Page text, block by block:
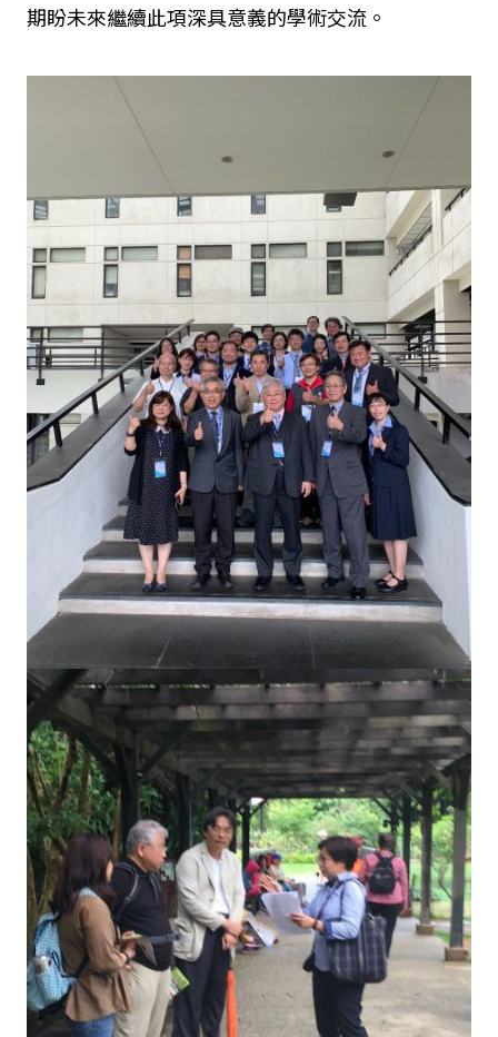
期盼未來繼續此項深具意義的學術交流。